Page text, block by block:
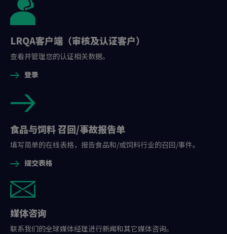
LRQA客户端（审核及认证客户）
查看并管理您的认证相关数据。
登录
食品与饲料 召回/事故报告单
填写简单的在线表格，报告食品和/或饲料行业的召回/事件。
提交表格
媒体咨询
联系我们的全球媒体经理进行新闻和其它媒体咨询。